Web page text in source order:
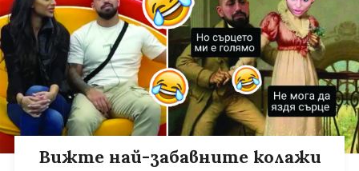
Вижте най-забавните колажи